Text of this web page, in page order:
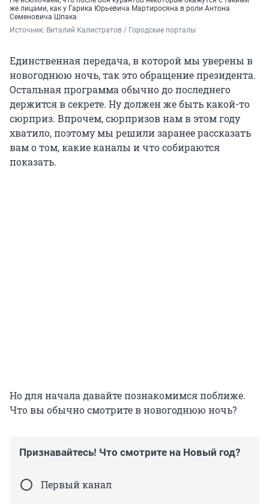
же лицами, как у Гарика Юрьевича Мартиросяна в роли Антона
Семеновича Шпака
Источник: Виталий Калистратов / Городские порталы
Единственная передача, в которой мы уверены в
новогоднюю ночь, так это обращение президента.
Остальная программа обычно до последнего
держится в секрете. Ну должен же быть какой-то
сюрприз. Впрочем, сюрпризов нам в этом году
хватило, поэтому мы решили заранее рассказать
вам о том, какие каналы и что собираются
показать.
Но для начала давайте познакомимся поближе.
Что вы обычно смотрите в новогоднюю ночь?
Признавайтесь! Что смотрите на Новый год?
Первый канал